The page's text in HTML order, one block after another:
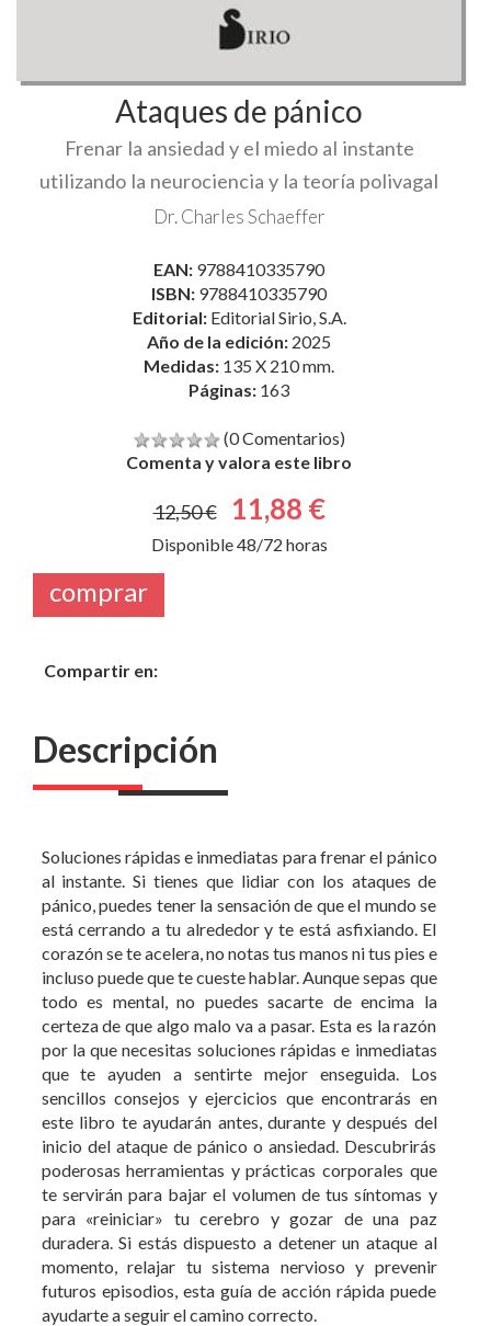
Ataques de pánico
Frenar la ansiedad y el miedo al instante
utilizando la neurociencia y la teoría polivagal
Dr. Charles Schaeffer
EAN: 9788410335790
ISBN: 9788410335790
Editorial: Editorial Sirio, S.A.
Año de la edición: 2025
Medidas: 135 X 210 mm.
Páginas: 163
(0 Comentarios)
Comenta y valora este libro
12,50 € 11,88 €
Disponible 48/72 horas
comprar
Compartir en:
Descripción
Soluciones rápidas e inmediatas para frenar el pánico
al instante. Si tienes que lidiar con los ataques de
pánico, puedes tener la sensación de que el mundo se
está cerrando a tu alrededor y te está asfixiando. El
corazón se te acelera, no notas tus manos ni tus pies e
incluso puede que te cueste hablar. Aunque sepas que
todo es mental, no puedes sacarte de encima la
certeza de que algo malo va a pasar. Esta es la razón
por la que necesitas soluciones rápidas e inmediatas
que te ayuden a sentirte mejor enseguida. Los
sencillos consejos y ejercicios que encontrarás en
este libro te ayudarán antes, durante y después del
inicio del ataque de pánico o ansiedad. Descubrirás
poderosas herramientas y prácticas corporales que
te servirán para bajar el volumen de tus síntomas y
para «reiniciar» tu cerebro y gozar de una paz
duradera. Si estás dispuesto a detener un ataque al
momento, relajar tu sistema nervioso y prevenir
futuros episodios, esta guía de acción rápida puede
ayudarte a seguir el camino correcto.